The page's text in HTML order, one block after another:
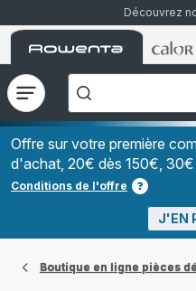
Découvrez
Accueil
Rowenta
Ouvrir
le
menu
recherchez-
vous
?","Aspirateurs
à
Grains","Centrales
Vapeurs","Sèche
Cheveux"]
Offre sur votre première
d'achat, 20€ dès 150€,
Conditions de l'offre
J'EN
Boutique en ligne pièces